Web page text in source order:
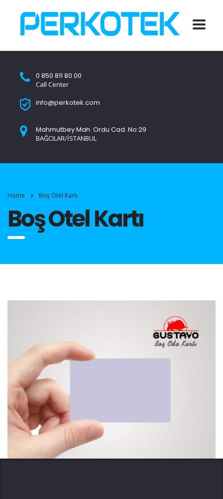
0 850 811 80 00
Call Center
info@perkotek.com
Mahmutbey Mah. Ordu Cad. No:29
BAĞCILAR/İSTANBUL
Home Boş Otel Kartı
Boş Otel Kartı